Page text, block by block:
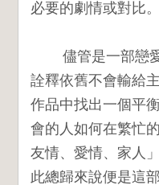
必要的劇情或對比。
儘管是一部戀
詮釋依舊不會輸給
作品中找出一個平
會的人如何在繁忙
友情、愛情、家人
此總歸來說便是這